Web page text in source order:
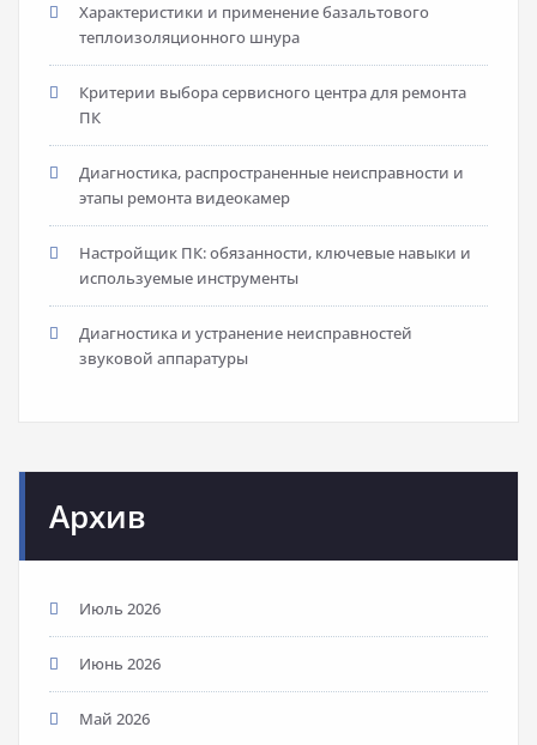
Характеристики и применение базальтового
теплоизоляционного шнура
Критерии выбора сервисного центра для ремонта
ПК
Диагностика, распространенные неисправности и
этапы ремонта видеокамер
Настройщик ПК: обязанности, ключевые навыки и
используемые инструменты
Диагностика и устранение неисправностей
звуковой аппаратуры
Архив
Июль 2026
Июнь 2026
Май 2026